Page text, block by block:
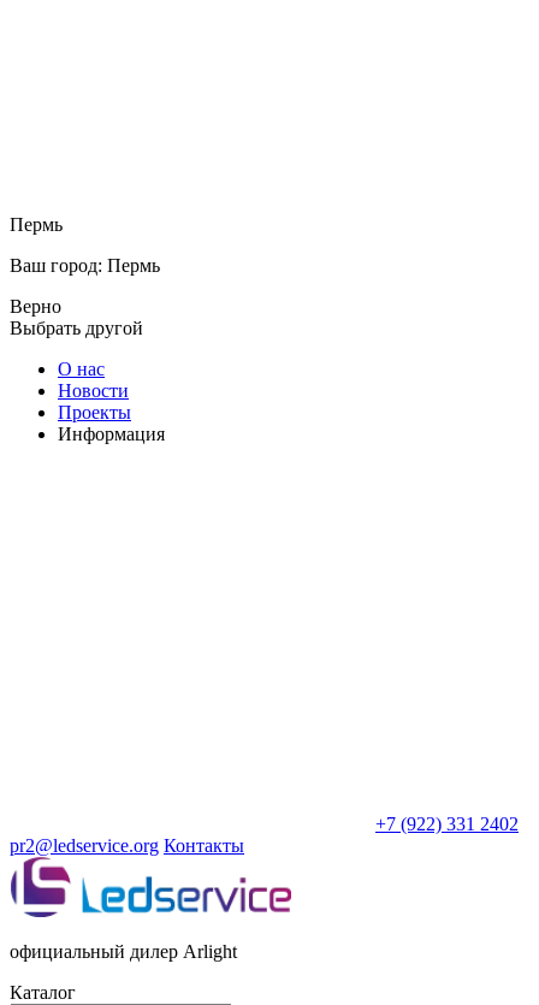
Пермь
Ваш город: Пермь
Верно
Выбрать другой
О нас
Новости
Проекты
Информация
+7 (922) 331 2402
pr2@ledservice.org Контакты
официальный дилер Arlight
Каталог